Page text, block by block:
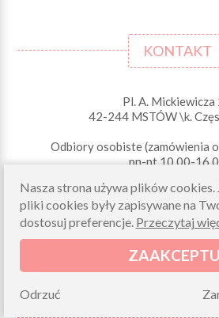
KONTAKT
Pl. A. Mickiewicza
42-244 MSTÓW \k.
Odbiory osobiste (zamówienia
pn-pt 10.00-
+48 34 506 50
+48 34 506 50
Nasza strona używa plików cookies.
pliki cookies były zapisywane na
dostosuj preferencje. Przeczytaj
Odrzuć